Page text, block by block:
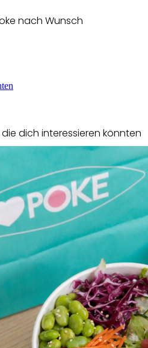
nach Wunsch
dich interessieren könnten